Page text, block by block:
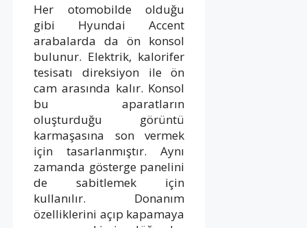
Her otomobilde olduğu
gibi Hyundai Accent
arabalarda da ön konsol
bulunur. Elektrik, kalorifer
tesisatı direksiyon ile ön
cam arasında kalır. Konsol
bu aparatların
oluşturduğu görüntü
karmaşasına son vermek
için tasarlanmıştır. Aynı
zamanda gösterge panelini
de sabitlemek için
kullanılır. Donanım
özelliklerini açıp kapamaya